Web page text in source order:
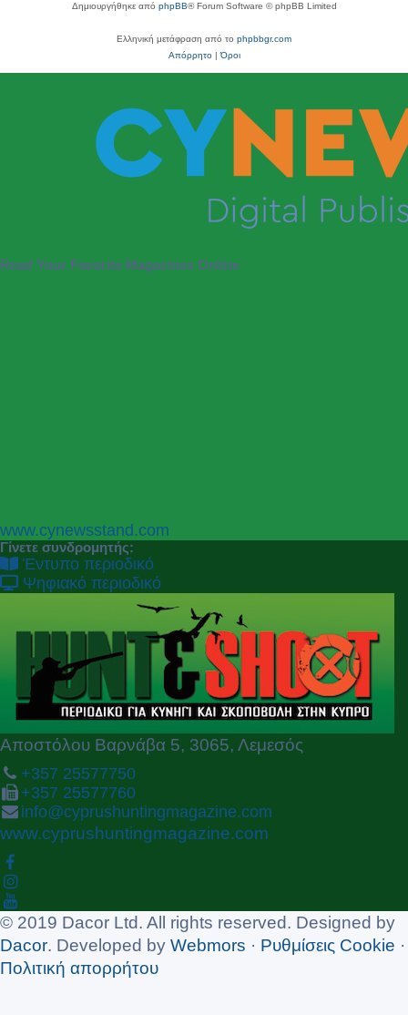
Δημιουργήθηκε από phpBB® Forum Software © phpBB Limited
Ελληνική μετάφραση από το phpbbgr.com
Απόρρητο|Όροι
Read Your Favorite Magazines Online
P
r
e
v
N
e
x
t
www.cynewsstand.com
Γίνετε συνδρομητής:
Έντυπο περιοδικό
Ψηφιακό περιοδικό
Αποστόλου Βαρνάβα 5, 3065, Λεμεσός
+357 25577750
+357 25577760
info@cyprushuntingmagazine.com
www.cyprushuntingmagazine.com
© 2019 Dacor Ltd. All rights reserved. Designed by
Dacor. Developed by Webmors · Ρυθμίσεις Cookie ·
Πολιτική απορρήτου